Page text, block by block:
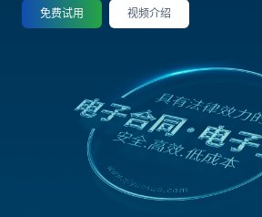
安全合规
免费试用 视频介绍